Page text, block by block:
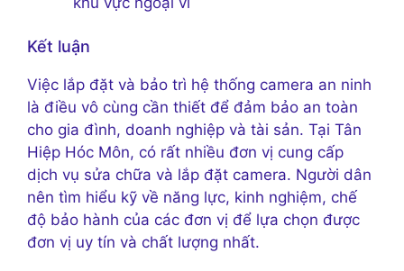
Kết luận
Việc lắp đặt và bảo trì hệ thống camera an ninh
là điều vô cùng cần thiết để đảm bảo an toàn
cho gia đình, doanh nghiệp và tài sản. Tại Tân
Hiệp Hóc Môn, có rất nhiều đơn vị cung cấp
dịch vụ sửa chữa và lắp đặt camera. Người dân
nên tìm hiểu kỹ về năng lực, kinh nghiệm, chế
độ bảo hành của các đơn vị để lựa chọn được
đơn vị uy tín và chất lượng nhất.